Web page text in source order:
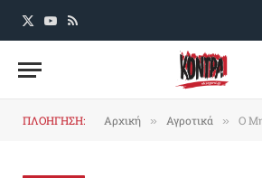
X
YouTube
RSS
ΠΛΟΗΓΗΣΗ: Αρχική » Αγροτικά » Ο